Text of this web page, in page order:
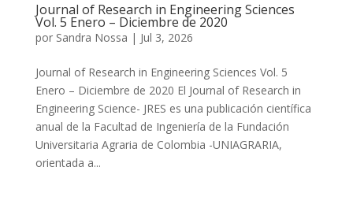
Journal of Research in Engineering Sciences
Vol. 5 Enero – Diciembre de 2020
por Sandra Nossa | Jul 3, 2026
Journal of Research in Engineering Sciences Vol. 5
Enero – Diciembre de 2020 El Journal of Research in
Engineering Science- JRES es una publicación científica
anual de la Facultad de Ingeniería de la Fundación
Universitaria Agraria de Colombia -UNIAGRARIA,
orientada a...